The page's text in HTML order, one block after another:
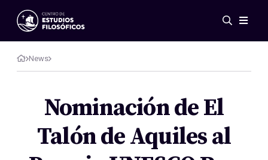
Events
News
Research
Publications
Gallery
News
Nominación de El
Talón de Aquiles al